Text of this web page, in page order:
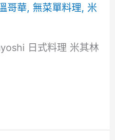
哥華, 無菜單料理, 米
日式料理 米其林